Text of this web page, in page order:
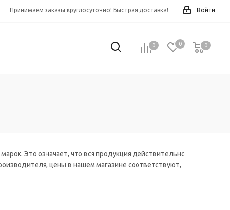
Войти
Принимаем заказы круглосуточно! Быстрая доставка!
0 0 0
0
Это означает, что вся продукция действительно
цены в нашем магазине соответствуют,